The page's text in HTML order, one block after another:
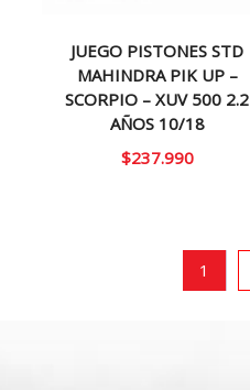
JUEGO PISTONES STD
MAHINDRA PIK UP –
SCORPIO – XUV 500 2.2
AÑOS 10/18
$237.990
1